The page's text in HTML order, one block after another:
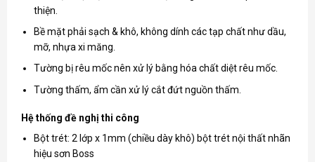
thiện.
Bề mặt phải sạch & khô, không dính các tạp chất như dầu,
mỡ, nhựa xi măng.
Tường bị rêu mốc nên xử lý bằng hóa chất diệt rêu mốc.
Tường thấm, ẩm cần xử lý cắt đứt nguồn thấm.
Hệ thống đề nghị thi công
Bột trét: 2 lớp x 1mm (chiều dày khô) bột trét nội thất nhãn
hiệu sơn Boss